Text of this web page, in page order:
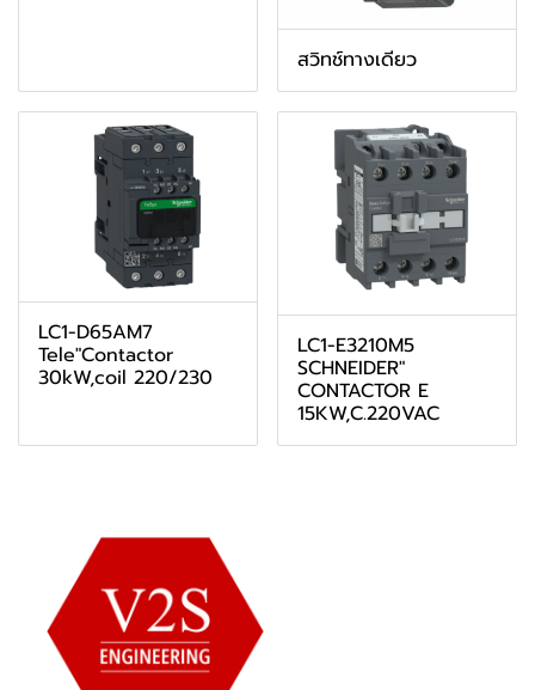
สวิทช์ทางเดียว
LC1-D65AM7
Tele"Contactor
30kW,coil 220/230
LC1-E3210M5
SCHNEIDER"
CONTACTOR E
15KW,C.220VAC